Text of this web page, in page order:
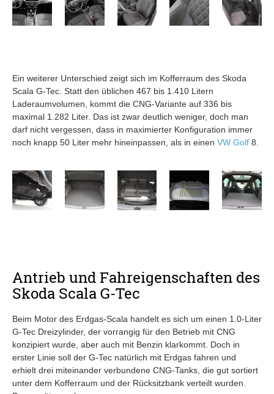
Ein weiterer Unterschied zeigt sich im Kofferraum des Skoda
Scala G-Tec. Statt den üblichen 467 bis 1.410 Litern
Laderaumvolumen, kommt die CNG-Variante auf 336 bis
maximal 1.282 Liter. Das ist zwar deutlich weniger, doch man
darf nicht vergessen, dass in maximierter Konfiguration immer
noch knapp 50 Liter mehr hineinpassen, als in einen VW Golf 8.
Antrieb und Fahreigenschaften des
Skoda Scala G-Tec
Beim Motor des Erdgas-Scala handelt es sich um einen 1.0-Liter
G-Tec Dreizylinder, der vorrangig für den Betrieb mit CNG
konzipiert wurde, aber auch mit Benzin klarkommt. Doch in
erster Linie soll der G-Tec natürlich mit Erdgas fahren und
erhielt drei miteinander verbundene CNG-Tanks, die gut sortiert
unter dem Kofferraum und der Rücksitzbank verteilt wurden.